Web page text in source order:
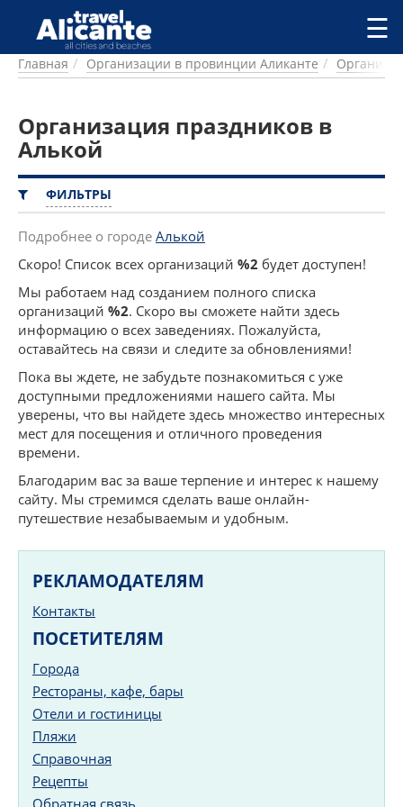
Перейти к основному содержанию
ГОРОДА
ПИТАНИЕ
ПРОЖИВАНИЕ
ДОСТОПРИМЕЧАТЕЛЬНОСТИ
КЕМПИНГ
КОМАРКИ (РАЙОНЫ)
РЕЦЕПТЫ
ПРЕДЛОЖЕНИЯ
СТАТЬИ
УСЛУГИ
☰
Главная Организации в провинции Аликанте
Организация праздников в
Алькой
ФИЛЬТРЫ
Подробнее о городе Алькой
Скоро! Список всех организаций %2 будет доступен!
Мы работаем над созданием полного списка
организаций %2. Скоро вы сможете найти здесь
информацию о всех заведениях. Пожалуйста,
оставайтесь на связи и следите за обновлениями!
Пока вы ждете, не забудьте познакомиться с уже
доступными предложениями нашего сайта. Мы
уверены, что вы найдете здесь множество интересных
мест для посещения и отличного проведения
времени.
Благодарим вас за ваше терпение и интерес к нашему
сайту. Мы стремимся сделать ваше онлайн-
путешествие незабываемым и удобным.
РЕКЛАМОДАТЕЛЯМ
Контакты
ПОСЕТИТЕЛЯМ
Города
Рестораны, кафе, бары
Отели и гостиницы
Пляжи
Справочная
Рецепты
Обратная связь